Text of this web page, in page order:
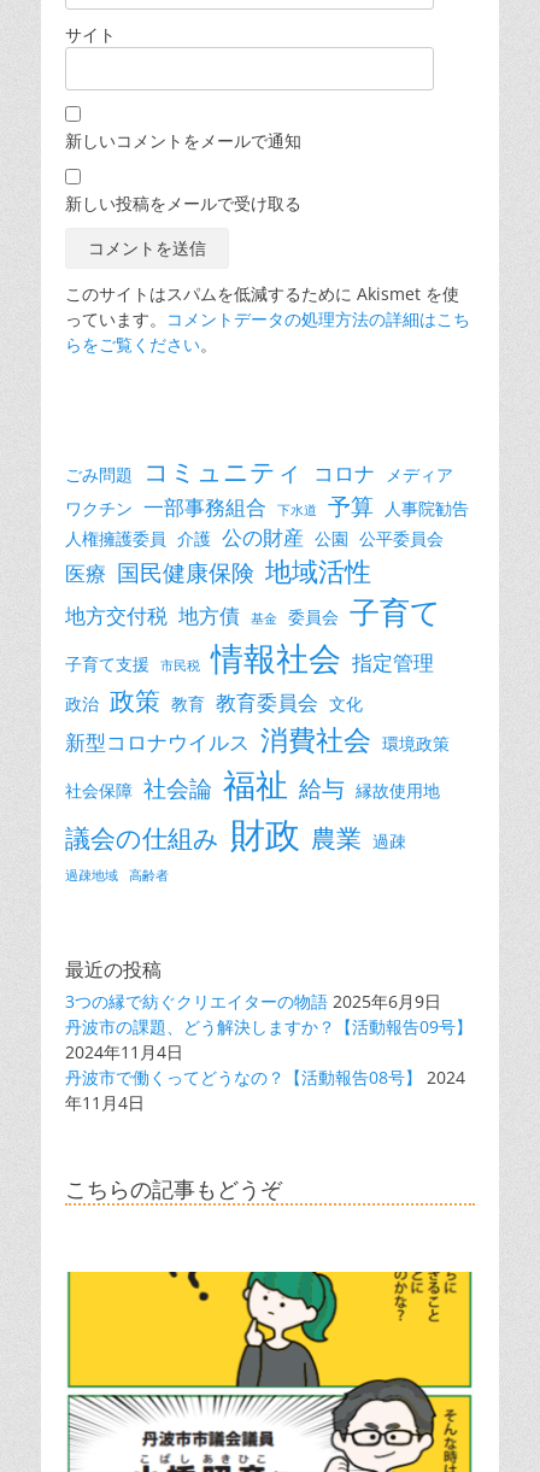
サイト
新しいコメントをメールで通知
新しい投稿をメールで受け取る
このサイトはスパムを低減するために Akismet を使
っています。 コメントデータの処理方法の詳細はこち
らをご覧ください。
ごみ問題 コミュニティ コロナ
メディア
ワクチン 一部事務組合 下水道 予算 人事院勧告
人権擁護委員 介護 公の財産 公園 公平委員会
医療 国民健康保険 地域活性
地方交付税 地方債 基金 委員会 子育て
子育て支援 市民税 情報社会 指定管理
政治 政策 教育 教育委員会 文化
新型コロナウイルス 消費社会 環境政策
社会保障 社会論 福祉 給与 縁故使用地
議会の仕組み 財政 農業 過疎
過疎地域 高齢者
最近の投稿
3つの縁で紡ぐクリエイターの物語 2025年6月9日
丹波市の課題、どう解決しますか？【活動報告09号】
2024年11月4日
丹波市で働くってどうなの？【活動報告08号】
2024
年11月4日
こちらの記事もどうぞ